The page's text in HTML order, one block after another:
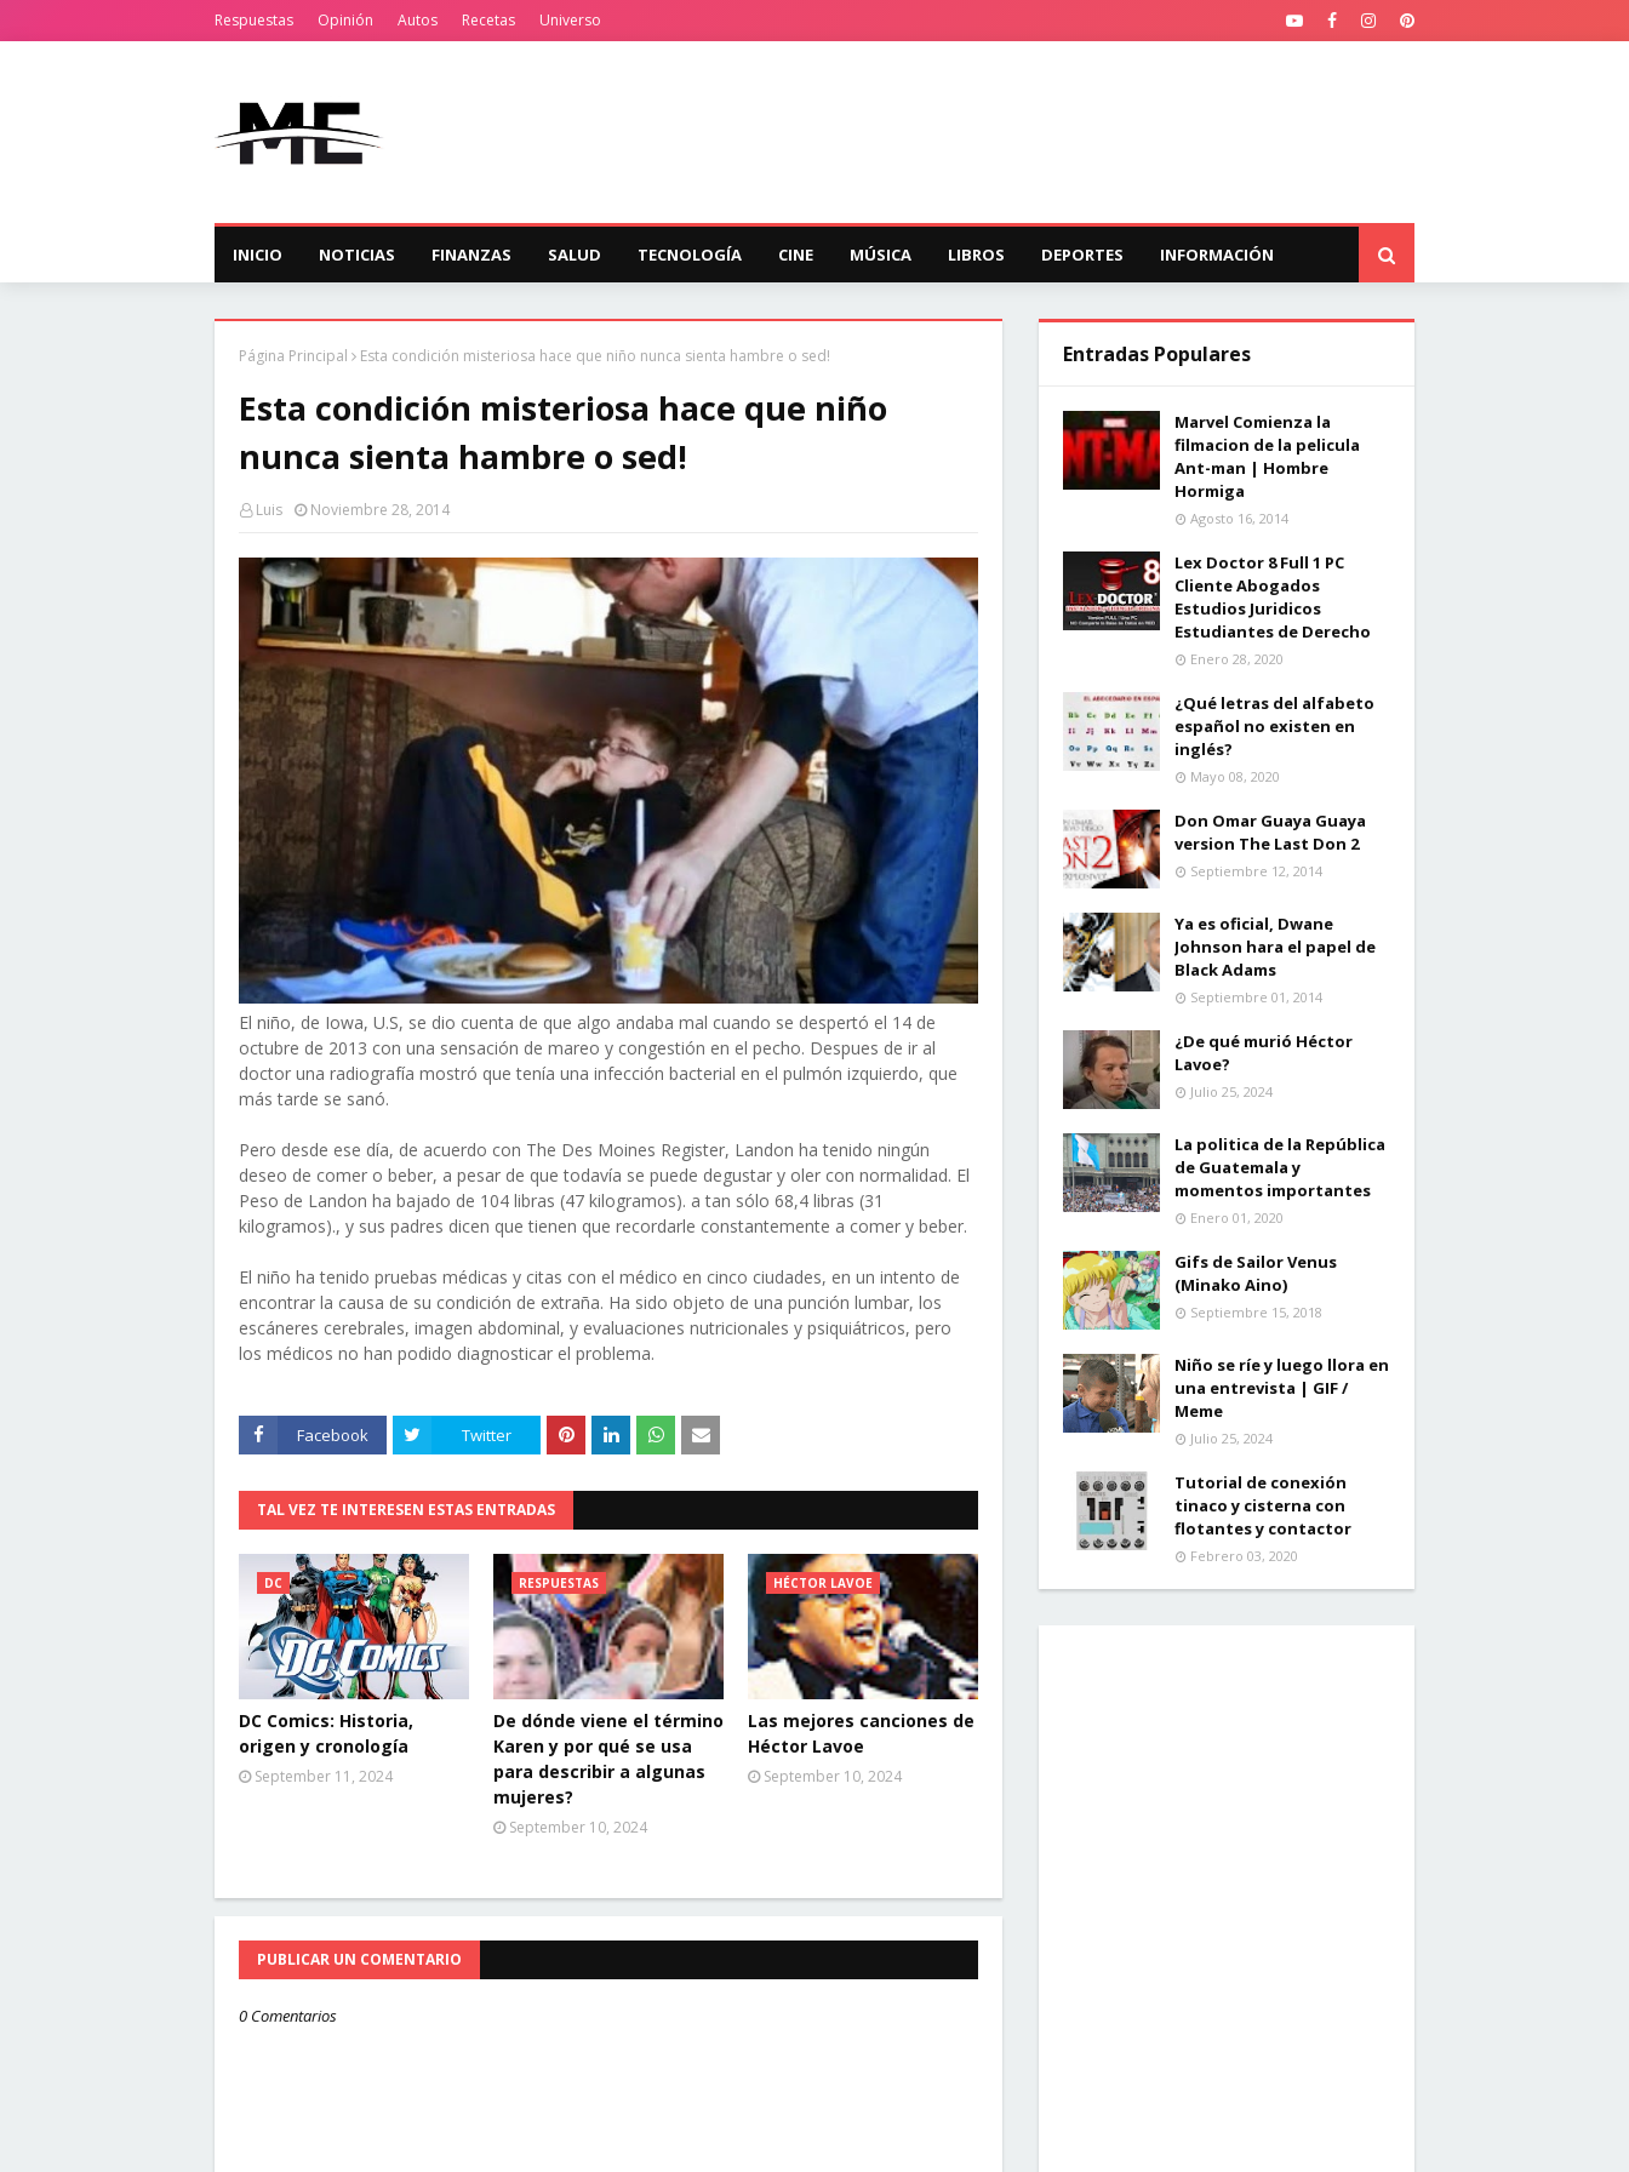
Respuestas Opinión Autos Recetas Universo
INICIO NOTICIAS FINANZAS SALUD TECNOLOGÍA CINE MÚSICA LIBROS DEPORTES INFORMACIÓN
Página Principal Esta condición misteriosa hace que niño nunca sienta hambre o sed!
Esta condición misteriosa hace que niño
nunca sienta hambre o sed!
Luis Noviembre 28, 2014
El niño, de Iowa, U.S, se dio cuenta de que algo andaba mal cuando se despertó el 14 de
octubre de 2013 con una sensación de mareo y congestión en el pecho. Despues de ir al
doctor una radiografía mostró que tenía una infección bacterial en el pulmón izquierdo, que
más tarde se sanó.
Pero desde ese día, de acuerdo con The Des Moines Register, Landon ha tenido ningún
deseo de comer o beber, a pesar de que todavía se puede degustar y oler con normalidad. El
Peso de Landon ha bajado de 104 libras (47 kilogramos). a tan sólo 68,4 libras (31
kilogramos)., y sus padres dicen que tienen que recordarle constantemente a comer y beber.
El niño ha tenido pruebas médicas y citas con el médico en cinco ciudades, en un intento de
encontrar la causa de su condición de extraña. Ha sido objeto de una punción lumbar, los
escáneres cerebrales, imagen abdominal, y evaluaciones nutricionales y psiquiátricos, pero
los médicos no han podido diagnosticar el problema.
Facebook Twitter
TAL VEZ TE INTERESEN ESTAS ENTRADAS
DC
DC Comics: Historia,
origen y cronología
September 11, 2024
RESPUESTAS
De dónde viene el término
Karen y por qué se usa
para describir a algunas
mujeres?
September 10, 2024
HÉCTOR LAVOE
Las mejores canciones de
Héctor Lavoe
September 10, 2024
PUBLICAR UN COMENTARIO
0 Comentarios
Entradas Populares
Marvel Comienza la
filmacion de la pelicula
Ant-man | Hombre
Hormiga
Agosto 16, 2014
Lex Doctor 8 Full 1 PC
Cliente Abogados
Estudios Juridicos
Estudiantes de Derecho
Enero 28, 2020
¿Qué letras del alfabeto
español no existen en
inglés?
Mayo 08, 2020
Don Omar Guaya Guaya
version The Last Don 2
Septiembre 12, 2014
Ya es oficial, Dwane
Johnson hara el papel de
Black Adams
Septiembre 01, 2014
¿De qué murió Héctor
Lavoe?
Julio 25, 2024
La politica de la República
de Guatemala y
momentos importantes
Enero 01, 2020
Gifs de Sailor Venus
(Minako Aino)
Septiembre 15, 2018
Niño se ríe y luego llora en
una entrevista | GIF /
Meme
Julio 25, 2024
Tutorial de conexión
tinaco y cisterna con
flotantes y contactor
Febrero 03, 2020